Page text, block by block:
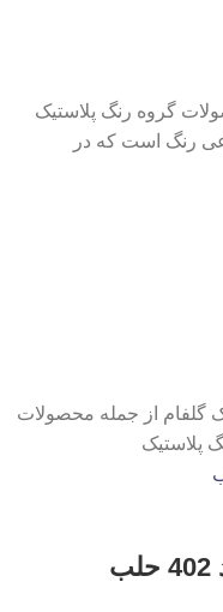
گروه رنگ پلاستیک
رنگ است که در
گلفام از جمله محصولات
پلاستیک